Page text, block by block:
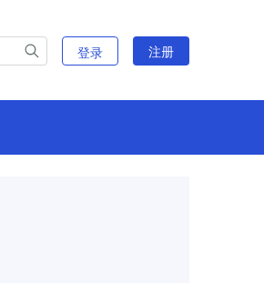
登录 注册